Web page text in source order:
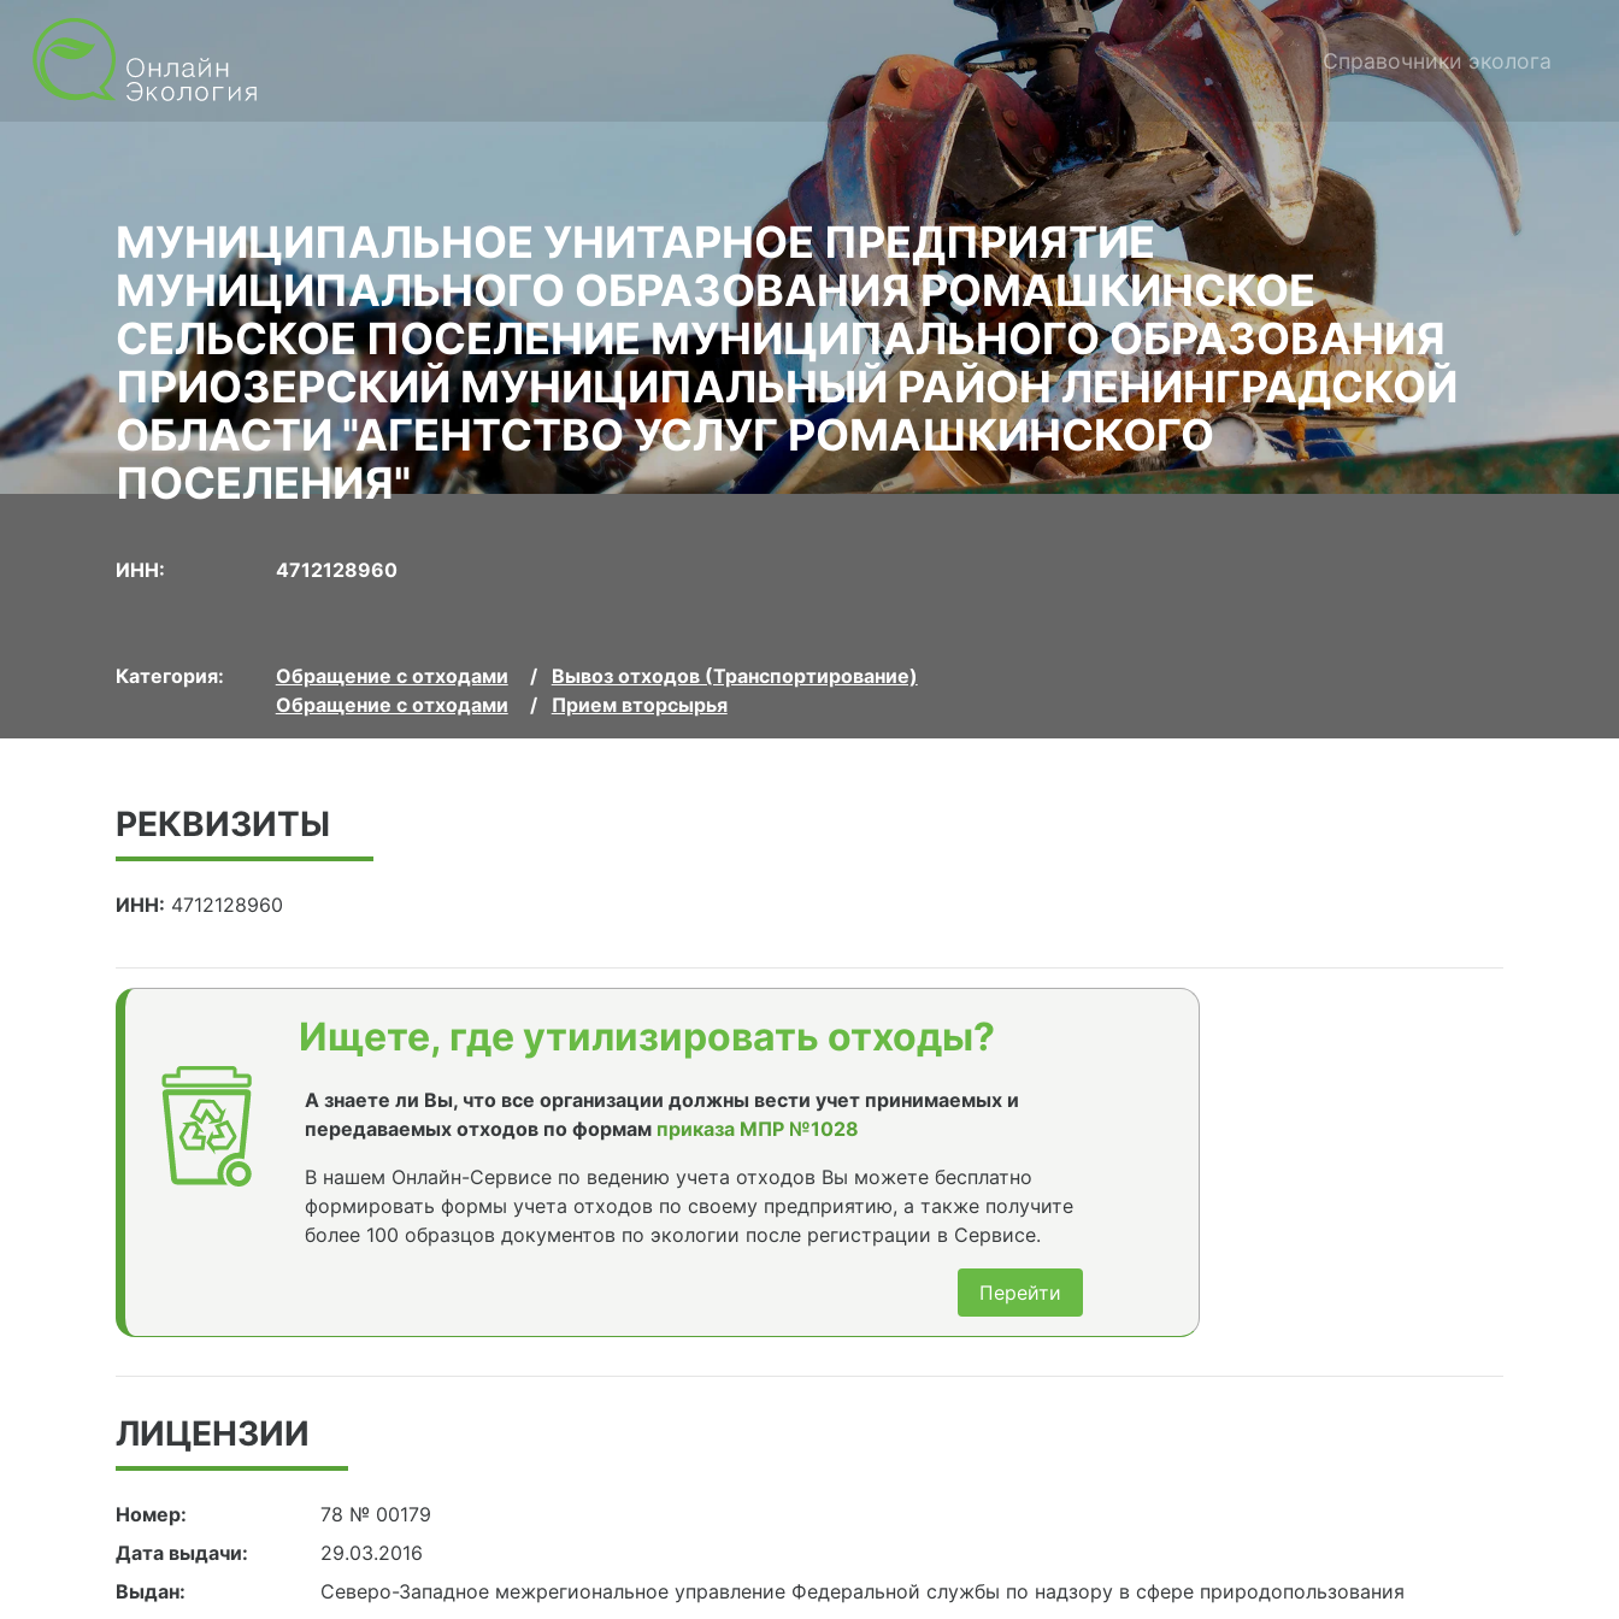
Справочники эколога
МУНИЦИПАЛЬНОЕ УНИТАРНОЕ ПРЕДПРИЯТИЕ
МУНИЦИПАЛЬНОГО ОБРАЗОВАНИЯ РОМАШКИНСКОЕ
СЕЛЬСКОЕ ПОСЕЛЕНИЕ МУНИЦИПАЛЬНОГО ОБРАЗОВАНИЯ
ПРИОЗЕРСКИЙ МУНИЦИПАЛЬНЫЙ РАЙОН ЛЕНИНГРАДСКОЙ
ОБЛАСТИ "АГЕНТСТВО УСЛУГ РОМАШКИНСКОГО
ПОСЕЛЕНИЯ"
ИНН: 4712128960
Категория: Обращение с отходами
Вывоз отходов (Транспортирование)
Обращение с отходами
Прием вторсырья
РЕКВИЗИТЫ
ИНН: 4712128960
Ищете, где утилизировать отходы?
А знаете ли Вы, что все организации должны вести учет принимаемых и
передаваемых отходов по формам приказа МПР №1028
В нашем Онлайн-Сервисе по ведению учета отходов Вы можете бесплатно
формировать формы учета отходов по своему предприятию, а также получите
более 100 образцов документов по экологии после регистрации в Сервисе.
Перейти
ЛИЦЕНЗИИ
Номер:
78 № 00179
Дата выдачи:
29.03.2016
Выдан:
Северо-Западное межрегиональное управление Федеральной службы по надзору в сфере природопользования